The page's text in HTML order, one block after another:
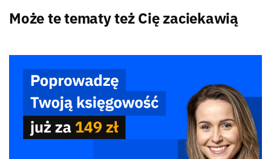
Może te tematy też Cię zaciekawią